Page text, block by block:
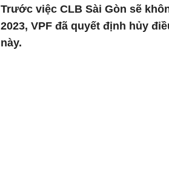
Trước việc CLB Sài Gòn sẽ
2023, VPF đã quyết định hủy
này.